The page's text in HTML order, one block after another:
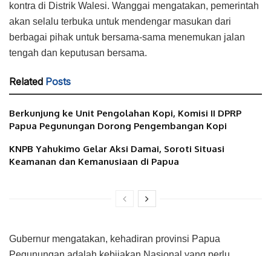
kontra di Distrik Walesi. Wanggai mengatakan, pemerintah
akan selalu terbuka untuk mendengar masukan dari
berbagai pihak untuk bersama-sama menemukan jalan
tengah dan keputusan bersama.
Related Posts
Berkunjung ke Unit Pengolahan Kopi, Komisi II DPRP
Papua Pegunungan Dorong Pengembangan Kopi
KNPB Yahukimo Gelar Aksi Damai, Soroti Situasi
Keamanan dan Kemanusiaan di Papua
Gubernur mengatakan, kehadiran provinsi Papua